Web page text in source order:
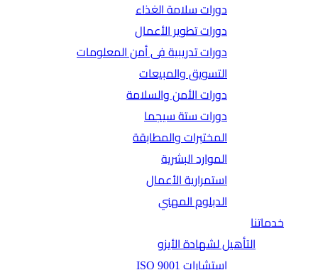
دورات سلامة الغذاء
دورات تطوير الأعمال
دورات تدريبية فى أمن المعلومات
التسويق والمبيعات
دورات الأمن والسلامة
دورات ستة سيجما
المختبرات والمطابقة
الموارد البشرية
استمرارية الأعمال
الدبلوم المهني
خدماتنا
التأهيل لشهادة الأيزو
استشارات ISO 9001